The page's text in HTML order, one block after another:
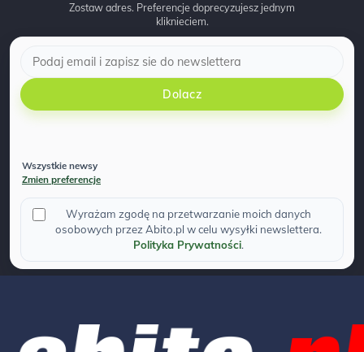
Zostaw adres. Preferencje doprecyzujesz jednym
kliknieciem.
Dolacz
Wszystkie newsy
Zmien preferencje
Wyrażam zgodę na przetwarzanie moich danych
osobowych przez Abito.pl w celu wysyłki newslettera.
Polityka Prywatności.